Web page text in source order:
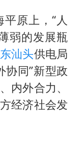
拉面”店
四川宜宾市高县发生4.9级地震
女子开一天一夜空调后二氧化碳中毒
着更省电”不实
70多岁父亲独自坐车到上海看望女儿
原上，“人
弱的发展瓶
汕头供电局
协同”新型政
内外合力、
经济社会发